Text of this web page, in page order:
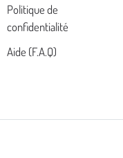
Politique de
confidentialité
Aide (F.A.Q)